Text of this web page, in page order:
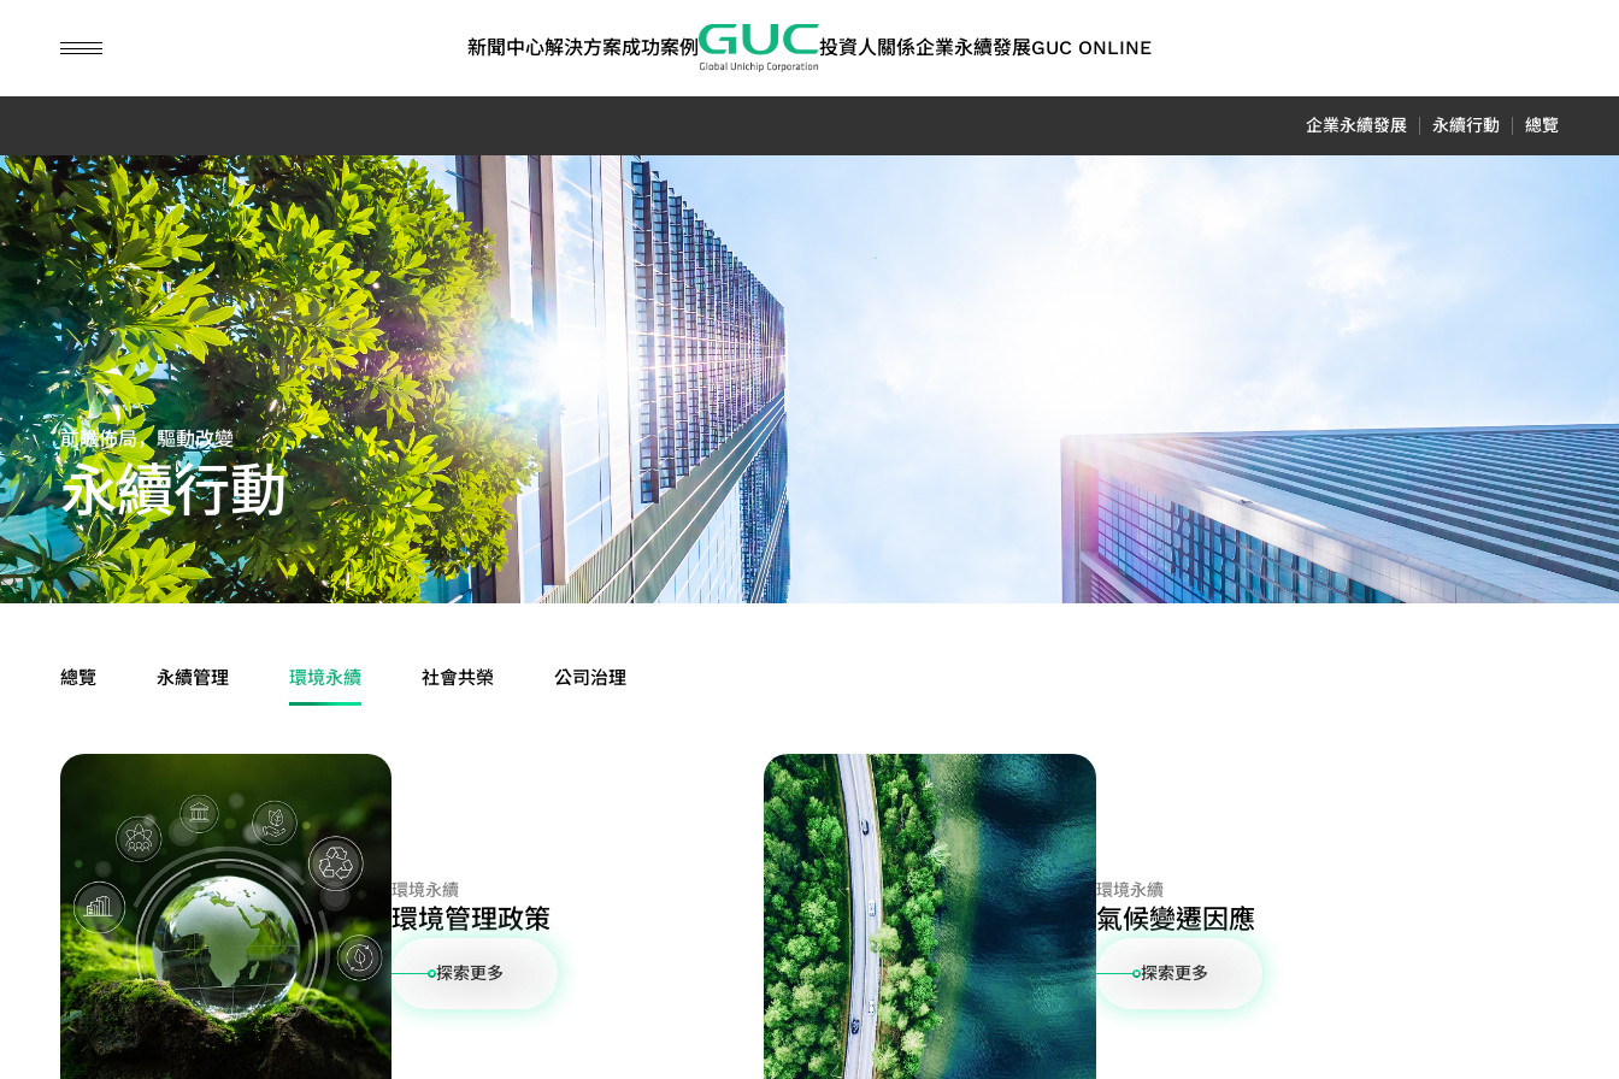
新聞中心解決方案成功案例 投資人關係企業永續發展GUC ONLINE
English
ASIC 設計服務
彈性商業模式
先進封裝技術
系統單晶片開發與驗證
晶片實體設計
先進可測試設計
低功耗設計解決方案
旗艦型 SoC 設計解決方案
ASIC 量產服務
ASIC 量產服務
封裝設計服務
產品工程服務
品質與可靠度服務
供應鏈管理服務
IP
SoC IP
晶粒對晶粒及晶粒疊晶粒 IP
高頻寬記憶體 IP
先進封裝技術
先進封裝技術應用
人工智慧與高效能運
算
人工智慧應用
高效能運算應用
其他應用 (含儲存、消
費性與工業)
消費性產品應用
工業應用
儲存裝置應用
財務資訊
每月營業額報告
季度營運報告
公司年報
歷年財務資訊
財務報表
營運報告行事曆
公司治理
董事會
委員會
內部稽核
公司治理主管
重要規章
風險管理政策
接班規劃
績效與獎勵
股東專欄
股東會
歷年股利分派
主要股東名單
聯絡人
永續榮耀
ESG消息
ESG影音
永續行動
永續管理
環境永續
社會共榮
公司治理
利害關係人
溝通管道
聯絡洽詢資訊
關注度問卷
企業永續發展 永續行動 總覽
前瞻佈局，驅動改變
永續行動
總覽 永續管理 環境永續 社會共榮 公司治理
環境永續
環境管理政策
探索更多
環境永續
氣候變遷因應
探索更多